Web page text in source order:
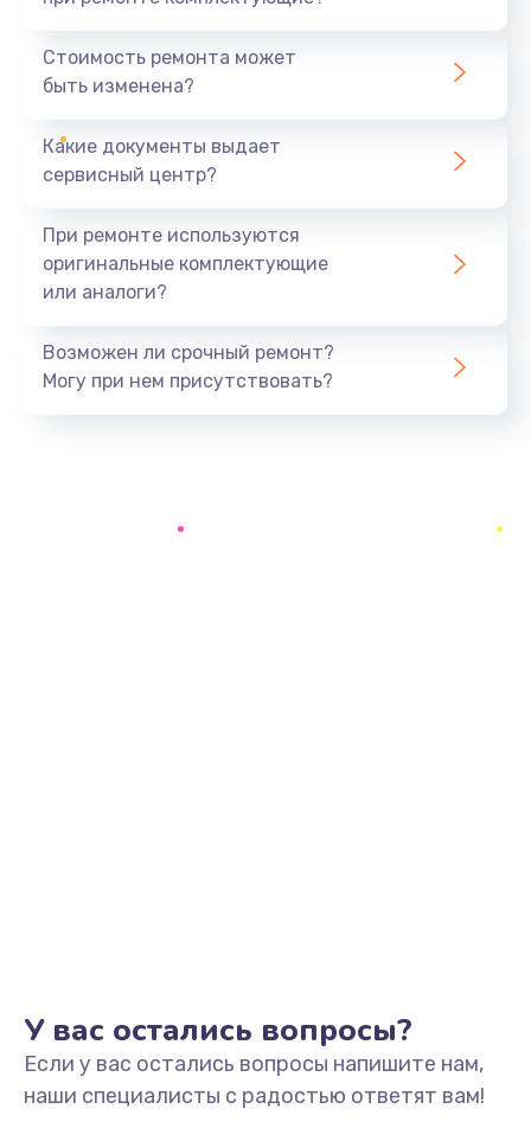
890 руб.
Замена вебкамеры
Настройка Wi-Fi
Заказать
Замена звуковой карты
1145 руб.
Стоимость ремонта может
быть изменена?
Какие документы выдает
сервисный центр?
При ремонте используются
оригинальные комплектующие
или аналоги?
Возможен ли срочный ремонт?
Могу при нем присутствовать?
У вас остались вопросы?
Если у вас остались вопросы напишите нам,
наши специалисты с радостью ответят вам!